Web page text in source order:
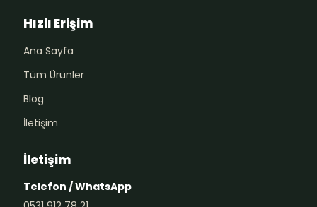
Hızlı Erişim
Ana Sayfa
Tüm Ürünler
Blog
İletişim
İletişim
Telefon / WhatsApp